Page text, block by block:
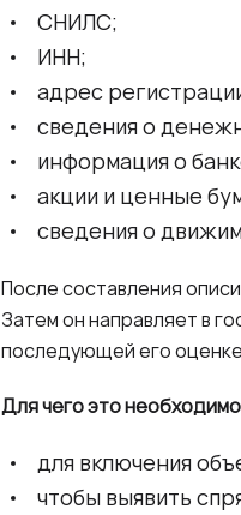
СНИЛС;
ИНН;
адрес
сведения о
информация о
акции и ценные
сведения о
После составления
Затем он направляет в
последующей его
Для чего это
для включения
чтобы выявить